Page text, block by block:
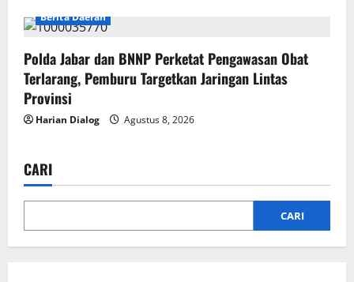
Berita Daerah
Polda Jabar dan BNNP Perketat Pengawasan Obat
Terlarang, Pemburu Targetkan Jaringan Lintas
Provinsi
Harian Dialog Agustus 8, 2026
CARI
CARI